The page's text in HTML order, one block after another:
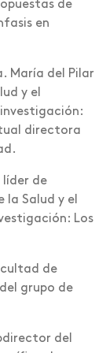
de
en
María del Pilar
y el
directora
líder de
Salud y el
Los
de
grupo de
del